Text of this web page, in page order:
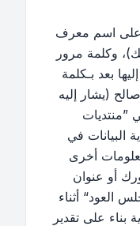
على اسم معرف
وكلمة مرور
بعد بـكلمة
(يشار إليه
”منتديات
البيانات في
أخرى
أو عنوان
العود“ أثناء
بناء على تقدير